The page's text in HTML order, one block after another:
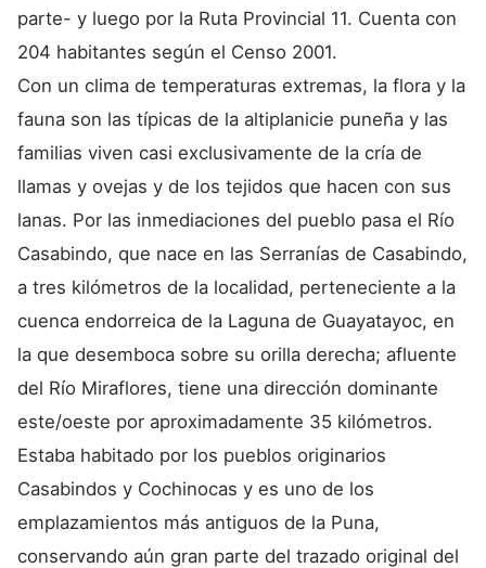
parte- y luego por la Ruta Provincial 11. Cuenta con
204 habitantes según el Censo 2001.
Con un clima de temperaturas extremas, la flora y la
fauna son las típicas de la altiplanicie puneña y las
familias viven casi exclusivamente de la cría de
llamas y ovejas y de los tejidos que hacen con sus
lanas. Por las inmediaciones del pueblo pasa el Río
Casabindo, que nace en las Serranías de Casabindo,
a tres kilómetros de la localidad, perteneciente a la
cuenca endorreica de la Laguna de Guayatayoc, en
la que desemboca sobre su orilla derecha; afluente
del Río Miraflores, tiene una dirección dominante
este/oeste por aproximadamente 35 kilómetros.
Estaba habitado por los pueblos originarios
Casabindos y Cochinocas y es uno de los
emplazamientos más antiguos de la Puna,
conservando aún gran parte del trazado original del